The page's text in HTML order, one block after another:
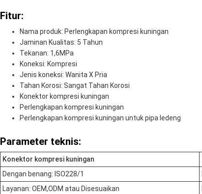
Fitur:
Nama produk: Perlengkapan kompresi kuningan
Jaminan Kualitas: 5 Tahun
Tekanan: 1,6MPa
Koneksi: Kompresi
Jenis koneksi: Wanita X Pria
Tahan Korosi: Sangat Tahan Korosi
Konektor kompresi kuningan
Perlengkapan kompresi kuningan
Perlengkapan kompresi kuningan untuk pipa ledeng
Parameter teknis:
Konektor kompresi kuningan
Dengan benang: ISO228/1
Layanan: OEM,ODM atau Disesuaikan